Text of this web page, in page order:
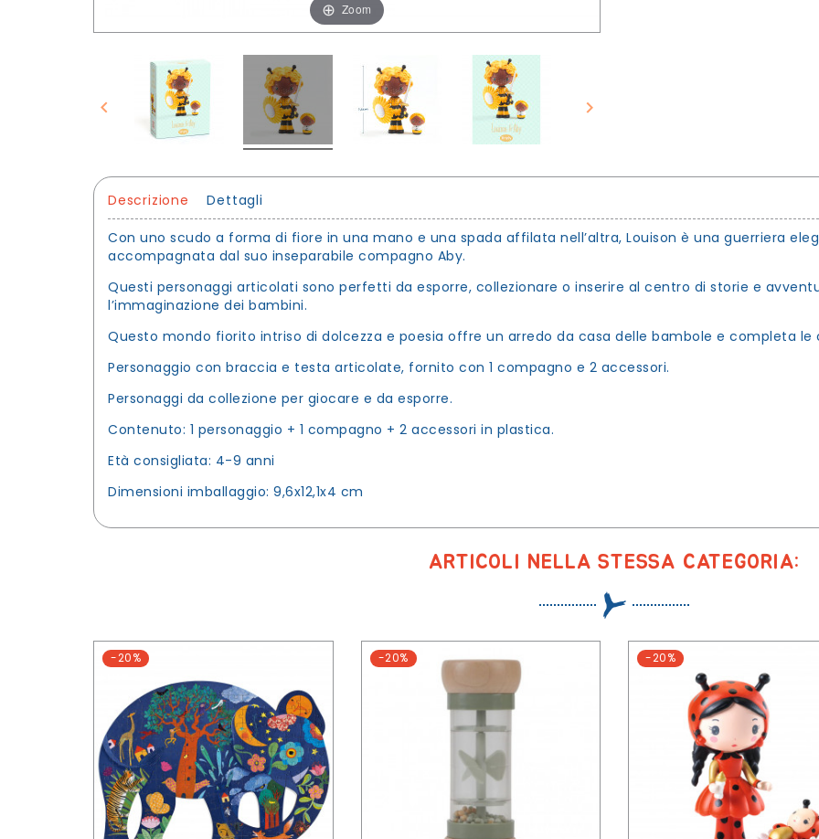
Zoom
 
Descrizione Dettagli
Con uno scudo a forma di fiore in una mano e una spada affilata nell’altra, Louison è una guerriera
accompagnata dal suo inseparabile compagno Aby.
Questi personaggi articolati sono perfetti da esporre, collezionare o inserire al centro di storie e
l’immaginazione dei bambini.
Questo mondo fiorito intriso di dolcezza e poesia offre un arredo da casa delle bambole e completa le
Personaggio con braccia e testa articolate, fornito con 1 compagno e 2 accessori.
Personaggi da collezione per giocare e da esporre.
Contenuto: 1 personaggio + 1 compagno + 2 accessori in plastica.
Età consigliata: 4-9 anni
Dimensioni imballaggio: 9,6x12,1x4 cm
ARTICOLI NELLA STESSA CATEGORIA:
-20% -20% -20%